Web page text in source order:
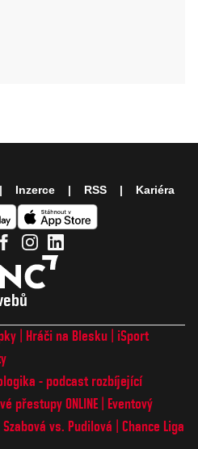
Hráči na Blesku
iSport
- podcast rozbíjející
přestupy ONLINE
Eventový
Szabová vs. Pudilová
Chance Liga
Inzerce RSS Kariéra